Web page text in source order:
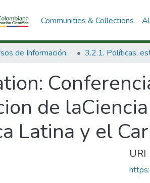
Communities & Collections
3. Recursos de Información Científica y Tecnológica
de
Latina y el
URI